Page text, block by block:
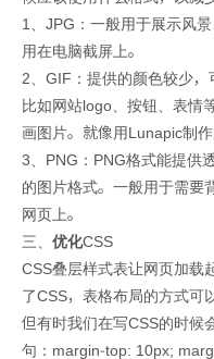
1、JPG：一般用于展示风
用在电脑截屏上。
2、GIF：提供的颜色较少，
比如网站logo、按钮、表情
画图片。就像用Lunapic制作
3、PNG：PNG格式能提供
的图片格式。一般用于需要
网页上。
三、 优化CSS
CSS叠层样式表让网页加载
了CSS，表格布局的方式可
但有时我们在写CSS的时候
句：margin-top: 10px;